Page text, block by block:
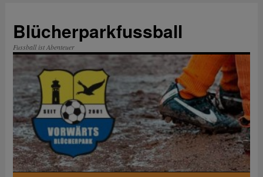
springen
Blücherparkfussball
Fussball ist Abenteuer